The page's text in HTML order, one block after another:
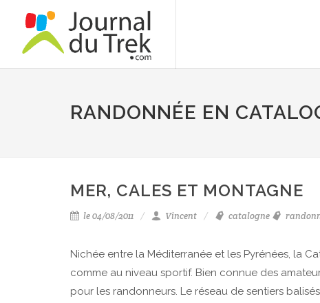
RANDONNÉE EN
MER, CALES ET MONTAGNE
le 04/08/2011 Vincent catalogne
Nichée entre la Méditerranée et les Pyrénées, la
comme au niveau sportif. Bien connue des
pour les randonneurs. Le réseau de sentiers